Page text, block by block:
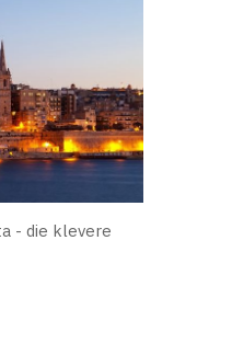
- die klevere